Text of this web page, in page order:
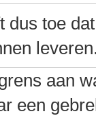
dus toe
aan
een